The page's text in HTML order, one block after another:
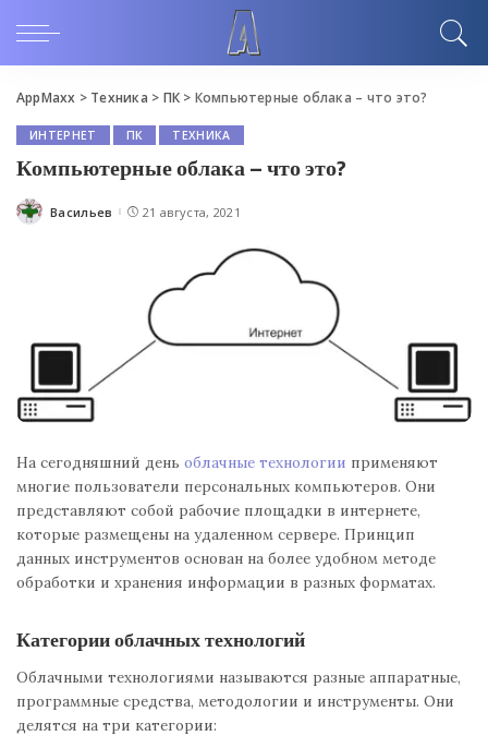
AppMaxx > Техника > ПК> Компьютерные облака – что это?
ИНТЕРНЕТ ПК ТЕХНИКА
Компьютерные облака – что это?
Posted
Васильев 21 августа, 2021
На сегодняшний день облачные технологии применяют
многие пользователи персональных компьютеров. Они
представляют собой рабочие площадки в интернете,
которые размещены на удаленном сервере. Принцип
данных инструментов основан на более удобном методе
обработки и хранения информации в разных форматах.
Категории облачных технологий
Облачными технологиями называются разные аппаратные,
программные средства, методологии и инструменты. Они
делятся на три категории: